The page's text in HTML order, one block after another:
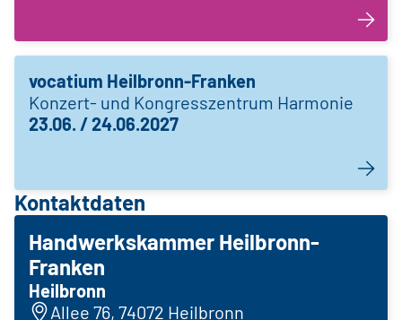
vocatium Heilbronn-Franken
Konzert- und Kongresszentrum Harmonie
23.06. / 24.06.2027
Kontaktdaten
Handwerkskammer Heilbronn-
Franken
Heilbronn
Allee 76, 74072 Heilbronn